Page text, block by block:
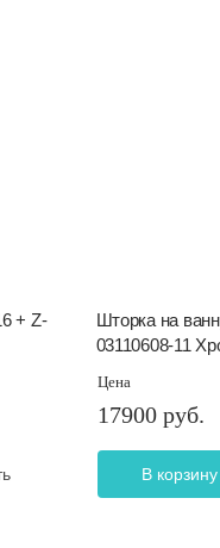
+ Z-
Шторка на
03110608-11
Цена
17900 руб.
В корзину